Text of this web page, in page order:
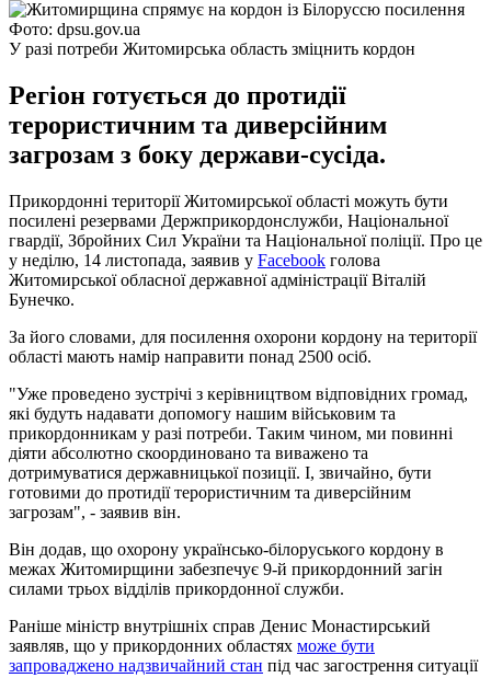
Фото: dpsu.gov.ua
У разі потреби Житомирська область зміцнить кордон
Регіон готується до протидії
терористичним та диверсійним
загрозам з боку держави-сусіда.
Прикордонні території Житомирської області можуть бути
посилені резервами Держприкордонслужби, Національної
гвардії, Збройних Сил України та Національної поліції. Про це
у неділю, 14 листопада, заявив у Facebook голова
Житомирської обласної державної адміністрації Віталій
Бунечко.
За його словами, для посилення охорони кордону на території
області мають намір направити понад 2500 осіб.
"Уже проведено зустрічі з керівництвом відповідних громад,
які будуть надавати допомогу нашим військовим та
прикордонникам у разі потреби. Таким чином, ми повинні
діяти абсолютно скоординовано та виважено та
дотримуватися державницької позиції. І, звичайно, бути
готовими до протидії терористичним та диверсійним
загрозам", - заявив він.
Він додав, що охорону українсько-білоруського кордону в
межах Житомирщини забезпечує 9-й прикордонний загін
силами трьох відділів прикордонної служби.
Раніше міністр внутрішніх справ Денис Монастирський
заявляв, що у прикордонних областях може бути
запроваджено надзвичайний стан під час загострення ситуації